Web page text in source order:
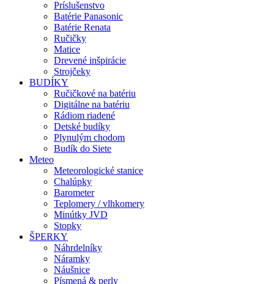
Príslušenstvo
Batérie Panasonic
Batérie Renata
Ručičky
Matice
Drevené inšpirácie
Strojčeky
BUDÍKY
Ručičkové na batériu
Digitálne na batériu
Rádiom riadené
Detské budíky
Plynulým chodom
Budík do Siete
Meteo
Meteorologické stanice
Chalúpky
Barometer
Teplomery / vlhkomery
Minútky JVD
Stopky
ŠPERKY
Náhrdelníky
Náramky
Náušnice
Písmená & perly